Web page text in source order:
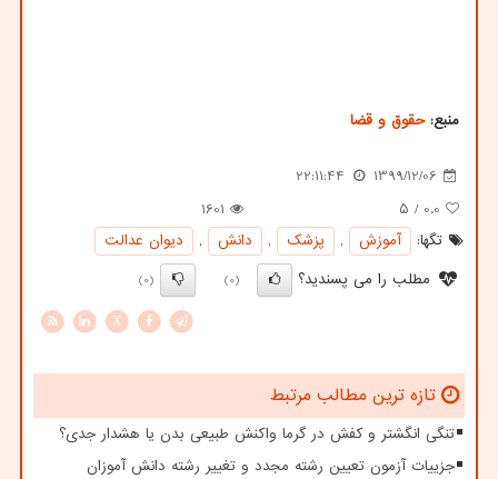
منبع:حقوق و قضا
1399/12/06
22:11:44
0.0 / ۵
1601
تگها:
آموزش , پزشك , دانش ,
دیوان عدالت
مطلب را می پسندید؟
(0)
(0)
X
تازه ترین مطالب مرتبط
تنگی انگشتر و کفش در گرما واکنش طبیعی بدن یا هشدار جدی؟
جزییات آزمون تعیین رشته مجدد و تغییر رشته دانش آموزان